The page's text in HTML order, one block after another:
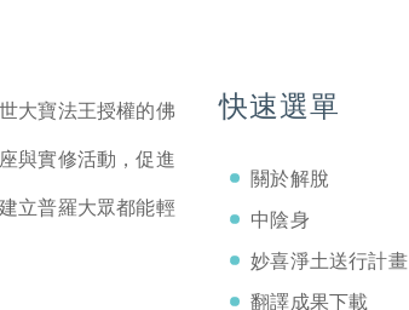
大寶法王授權的佛
與實修活動，促進
立普羅大眾都能輕
快速選單
關於解脫
中陰身
妙喜淨土送行計畫
翻譯成果下載